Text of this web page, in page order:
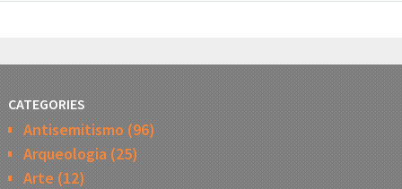
CATEGORIES
Antisemitismo (96)
Arqueologia(25)
Arte (12)